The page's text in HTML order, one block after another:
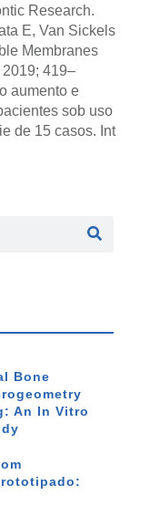
Research.
E, Van Sickels
Membranes
419–
aumento e
sob uso
de 15 casos. Int
Bone
An In Vitro